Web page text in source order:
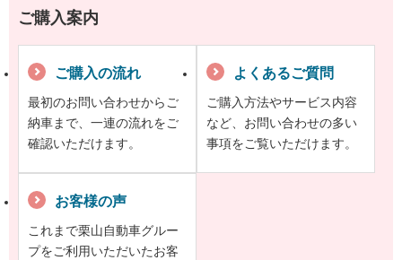
ご購入案内
ご購入の流れ
最初のお問い合わせからご
納車まで、一連の流れをご
確認いただけます。
よくあるご質問
ご購入方法やサービス内容
など、お問い合わせの多い
事項をご覧いただけます。
お客様の声
これまで栗山自動車グルー
プをご利用いただいたお客